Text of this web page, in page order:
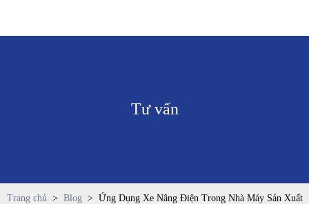
Tư vấn
Trang chủ > Blog > Ứng Dụng Xe Nâng Điện Trong Nhà Máy Sản Xuất